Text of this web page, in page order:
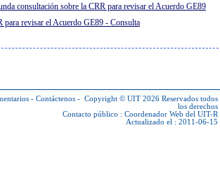
consultación sobre la CRR para revisar el Acuerdo GE89
para revisar el Acuerdo GE89 - Consulta
- Contáctenos - Copyright © UIT 2026 Reservados todos
los derechos
Contacto público : Coordenador Web del UIT-R
Actualizado el : 2011-06-15